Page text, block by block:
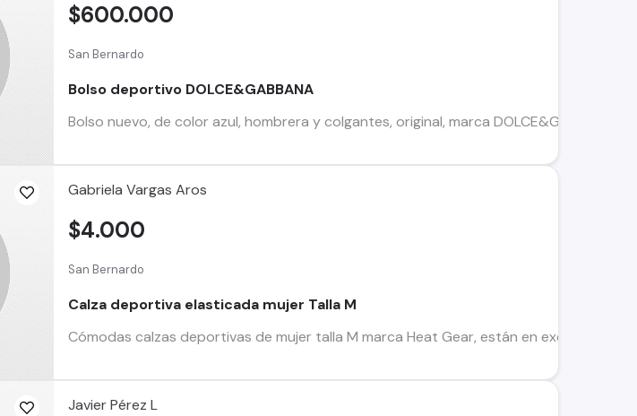
San Bernardo
Bolso deportivo DOLCE&GABBANA
Bolso nuevo, de color azul, hombrera y colgantes, original, marca
$600.000
Gabriela Vargas Aros
San Bernardo
Calza deportiva elasticada mujer Talla M
Cómodas calzas deportivas de mujer talla M marca Heat Gear, están en excelente
$4.000
Javier Pérez L